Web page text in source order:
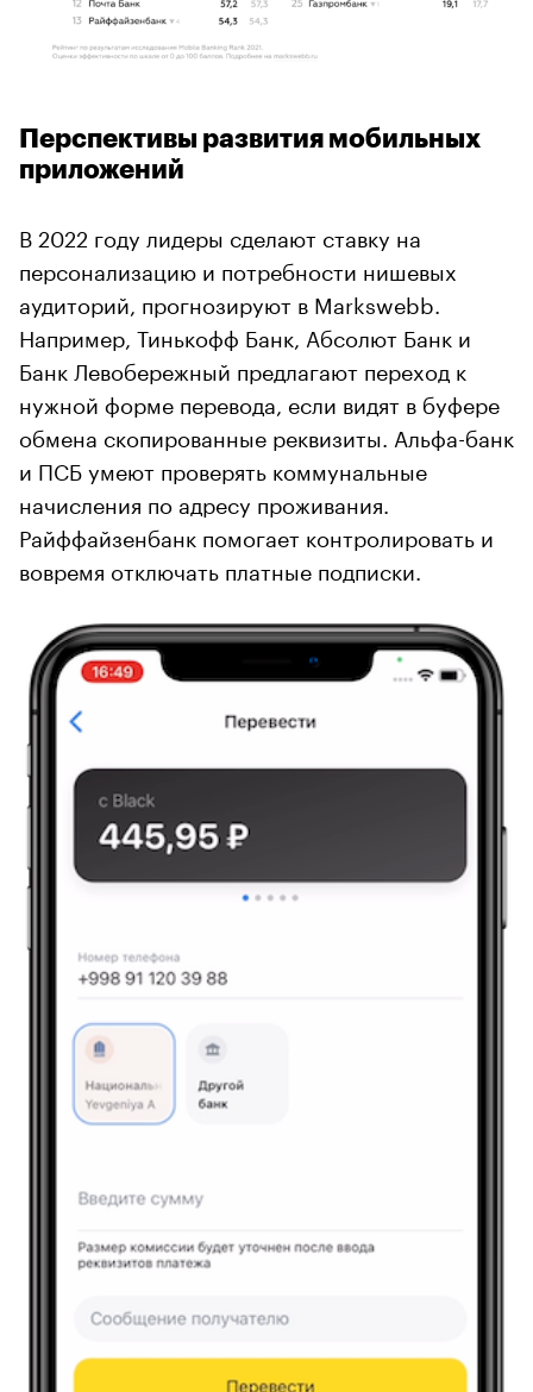
Перспективы развития мобильных
приложений
В 2022 году лидеры сделают ставку на
персонализацию и потребности нишевых
аудиторий, прогнозируют в Markswebb.
Например, Тинькофф Банк, Абсолют Банк и
Банк Левобережный предлагают переход к
нужной форме перевода, если видят в буфере
обмена скопированные реквизиты. Альфа-банк
и ПСБ умеют проверять коммунальные
начисления по адресу проживания.
Райффайзенбанк помогает контролировать и
вовремя отключать платные подписки.